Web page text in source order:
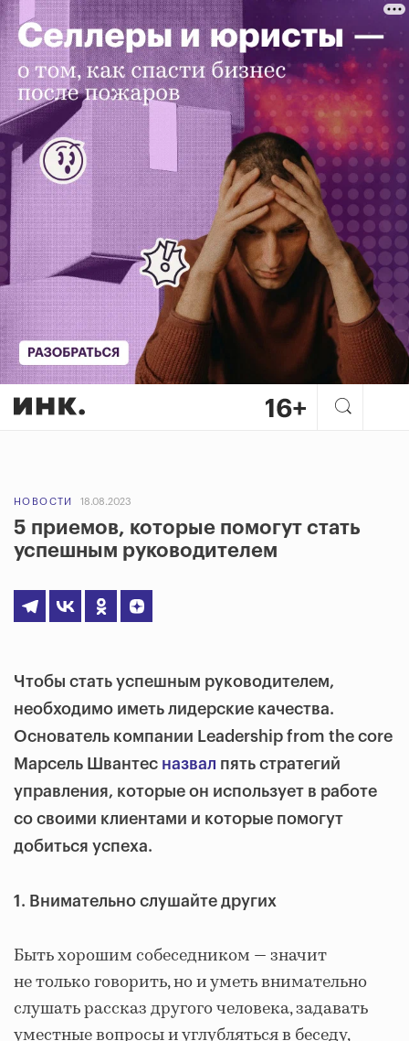
НОВОСТИ 18.08.2023
5 приемов, которые помогут стать
успешным руководителем
Чтобы стать успешным руководителем,
необходимо иметь лидерские качества.
Основатель компании Leadership from the core
Марсель Швантес назвал пять стратегий
управления, которые он использует в работе
со своими клиентами и которые помогут
добиться успеха.
1. Внимательно слушайте других
Быть хорошим собеседником — значит
не только говорить, но и уметь внимательно
слушать рассказ другого человека, задавать
уместные вопросы и углубляться в беседу,